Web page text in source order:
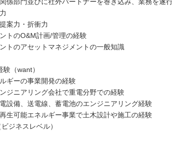
案力・折衝力
トのO&M計画/管理の経験
トのアセットマネジメントの一般知識
（want）
ギーの事業開発の経験
ジニアリング会社で重電分野での経験
設備、送電線、蓄電池のエンジニアリング経験
生可能エネルギー事業で土木設計や施工の経験
ジネスレベル）